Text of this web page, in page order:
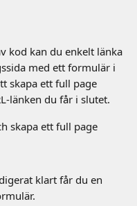
kod kan du enkelt länka
med ett formulär i
skapa ett full page
länken du får i slutet.
skapa ett full page
klart får du en